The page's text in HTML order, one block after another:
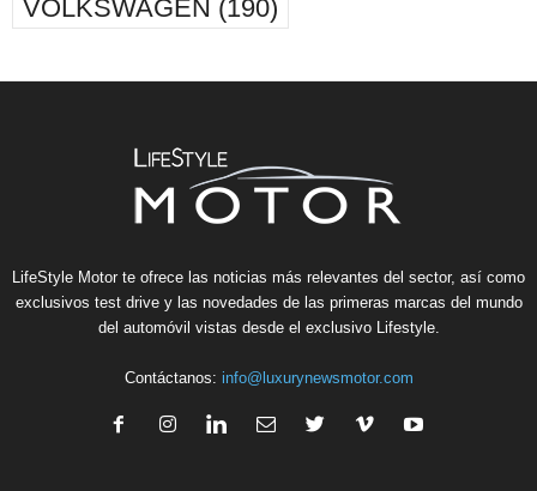
VOLKSWAGEN (190)
LifeStyle Motor te ofrece las noticias más relevantes del sector, así como
exclusivos test drive y las novedades de las primeras marcas del mundo
del automóvil vistas desde el exclusivo Lifestyle.
Contáctanos: info@luxurynewsmotor.com